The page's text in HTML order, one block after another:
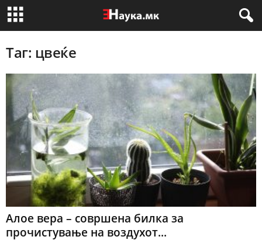
Таг: цвеќе
Алое вера – совршена билка за
прочистување на воздухот...